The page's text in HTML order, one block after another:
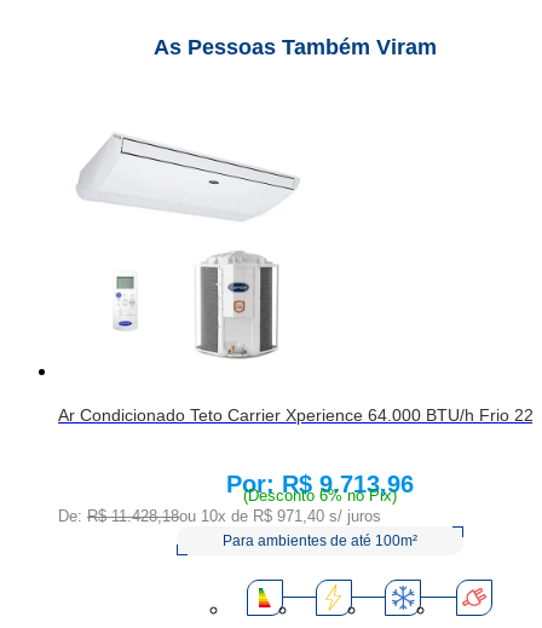
As Pessoas Também Viram
Ar Condicionado Teto Carrier Xperience 64.000 BTU/h Frio
Price:
R$ 9.713,96
(Desconto 6% no Pix)
De: R$ 11.428,18ou 10x de R$ 971,40 s/ juros
Para ambientes de até 100m²